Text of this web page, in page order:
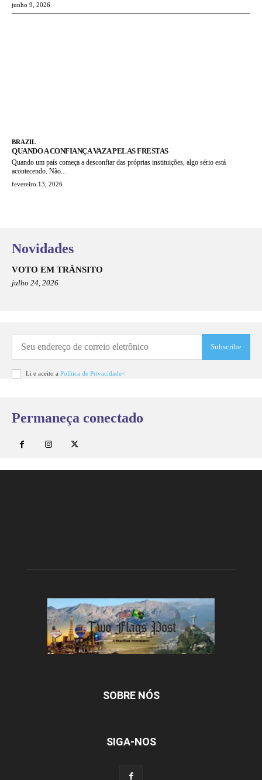
junho 9, 2026
BRAZIL
QUANDO A CONFIANÇA VAZA PELAS FRESTAS
Quando um país começa a desconfiar das próprias instituições, algo sério está
acontecendo. Não...
fevereiro 13, 2026
Novidades
VOTO EM TRÂNSITO
julho 24, 2026
Subscribe
Li e aceito a Política de Privacidade<
Permaneça conectado
SOBRE NÓS
SIGA-NOS